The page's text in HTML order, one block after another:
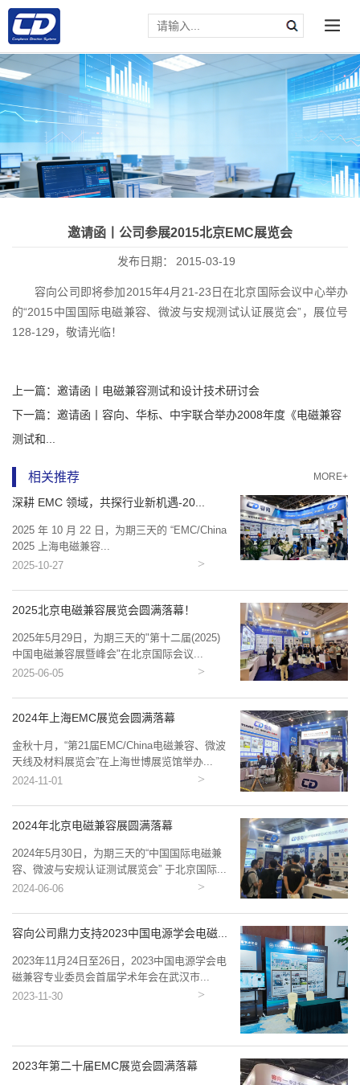
邀请函丨公司参展2015北京EMC展览会
发布日期： 2015-03-19
容向公司即将参加2015年4月21-23日在北京国际会议中心举办
的“2015中国国际电磁兼容、微波与安规测试认证展览会”，展位号
128-129，敬请光临！
上一篇： 邀请函丨电磁兼容测试和设计技术研讨会
下一篇： 邀请函丨容向、华标、中宇联合举办2008年度《电磁兼容
测试和...
相关推荐 MORE+
深耕 EMC 领域，共探行业新机遇-20...
2025 年 10 月 22 日，为期三天的 “EMC/China
2025 上海电磁兼容...
2025-10-27
2025北京电磁兼容展览会圆满落幕！
2025年5月29日，为期三天的"第十二届(2025)
中国电磁兼容展暨峰会"在北京国际会议...
2025-06-05
2024年上海EMC展览会圆满落幕
金秋十月，“第21届EMC/China电磁兼容、微波
天线及材料展览会”在上海世博展览馆举办...
2024-11-01
2024年北京电磁兼容展圆满落幕
2024年5月30日，为期三天的“中国国际电磁兼
容、微波与安规认证测试展览会” 于北京国际...
2024-06-06
容向公司鼎力支持2023中国电源学会电磁...
2023年11月24日至26日，2023中国电源学会电
磁兼容专业委员会首届学术年会在武汉市...
2023-11-30
2023年第二十届EMC展览会圆满落幕